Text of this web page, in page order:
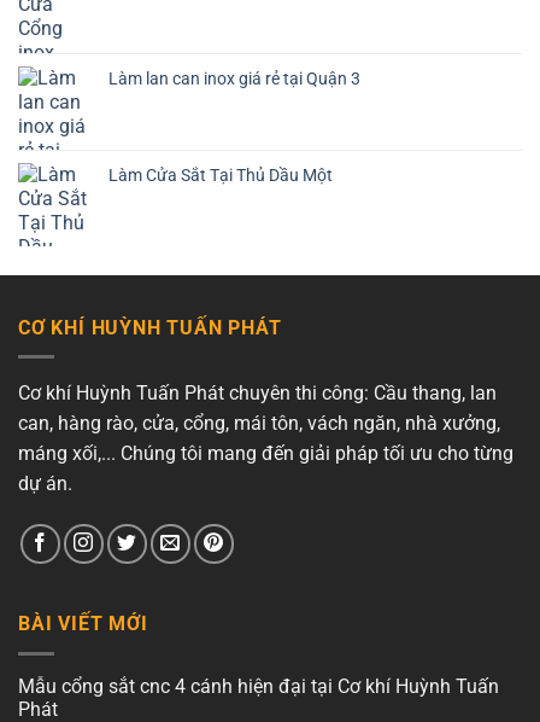
Làm lan can inox giá rẻ tại Quận 3
Làm Cửa Sắt Tại Thủ Dầu Một
CƠ KHÍ HUỲNH TUẤN PHÁT
Cơ khí Huỳnh Tuấn Phát chuyên thi công: Cầu thang, lan
can, hàng rào, cửa, cổng, mái tôn, vách ngăn, nhà xưởng,
máng xối,... Chúng tôi mang đến giải pháp tối ưu cho từng
dự án.
BÀI VIẾT MỚI
Mẫu cổng sắt cnc 4 cánh hiện đại tại Cơ khí Huỳnh Tuấn
Phát